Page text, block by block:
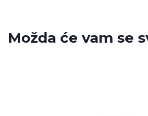
Možda će vam se